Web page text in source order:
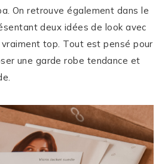
On retrouve également dans le
deux idées de look avec
vraiment top. Tout est pensé pour
une garde robe tendance et